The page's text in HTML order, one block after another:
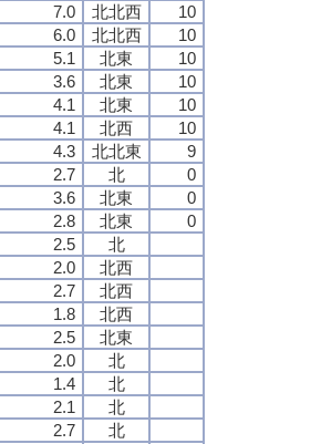
7.0 北北西
10
6.0 北北西
10
5.1 北東
10
3.6 北東
10
4.1 北東
10
4.1 北西
10
4.3 北北東
9
2.7 北
0
3.6 北東
0
2.8 北東
0
2.5
北
2.0
北西
2.7
北西
1.8
北西
2.5
北東
2.0
北
1.4
北
2.1
北
2.7
北